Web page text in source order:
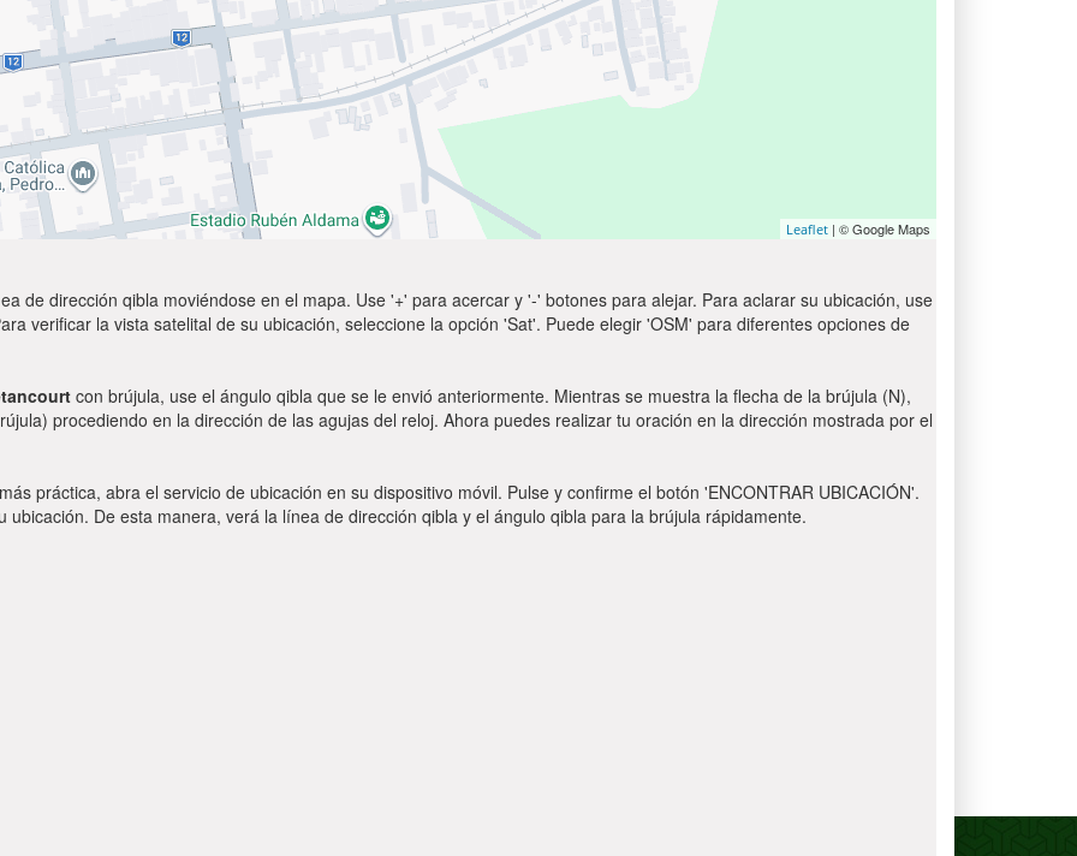
Leaflet | © Google Maps
de dirección qibla moviéndose en el mapa. Use '+' para acercar y '-' botones para alejar. Para aclarar su ubicación, use
verificar la vista satelital de su ubicación, seleccione la opción 'Sat'. Puede elegir 'OSM' para diferentes opciones de
con brújula, use el ángulo qibla que se le envió anteriormente. Mientras se muestra la flecha de la brújula (N),
procediendo en la dirección de las agujas del reloj. Ahora puedes realizar tu oración en la dirección mostrada por el
práctica, abra el servicio de ubicación en su dispositivo móvil. Pulse y confirme el botón 'ENCONTRAR UBICACIÓN'.
De esta manera, verá la línea de dirección qibla y el ángulo qibla para la brújula rápidamente.